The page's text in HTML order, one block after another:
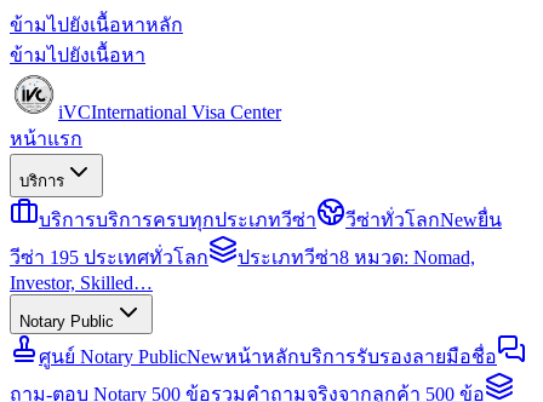
ข้ามไปยังเนื้อหาหลัก
ข้ามไปยังเนื้อหา
iVCInternational Visa Center
หน้าแรก
บริการ
บริการบริการครบทุกประเภทวีซ่า วีซ่าทั่วโลกNewยื่น
วีซ่า 195 ประเทศทั่วโลก
ประเภทวีซ่า8 หมวด: Nomad,
Investor, Skilled…
Notary Public
ศูนย์ Notary PublicNewหน้าหลักบริการรับรองลายมือชื่อ
ถาม-ตอบ Notary 500 ข้อรวมคำถามจริงจากลูกค้า 500 ข้อ